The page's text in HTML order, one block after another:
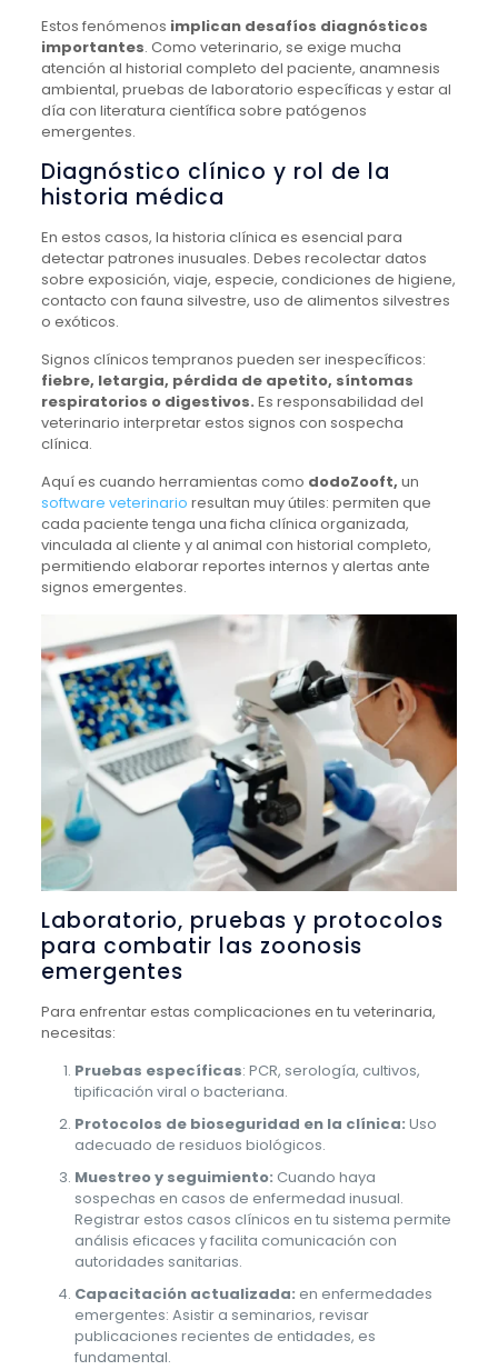
Estos fenómenos implican desafíos diagnósticos
importantes. Como veterinario, se exige mucha
atención al historial completo del paciente, anamnesis
ambiental, pruebas de laboratorio específicas y estar al
día con literatura científica sobre patógenos
emergentes.
Diagnóstico clínico y rol de la
historia médica
En estos casos, la historia clínica es esencial para
detectar patrones inusuales. Debes recolectar datos
sobre exposición, viaje, especie, condiciones de higiene,
contacto con fauna silvestre, uso de alimentos silvestres
o exóticos.
Signos clínicos tempranos pueden ser inespecíficos:
fiebre, letargia, pérdida de apetito, síntomas
respiratorios o digestivos. Es responsabilidad del
veterinario interpretar estos signos con sospecha
clínica.
Aquí es cuando herramientas como dodoZooft, un
software veterinario resultan muy útiles: permiten que
cada paciente tenga una ficha clínica organizada,
vinculada al cliente y al animal con historial completo,
permitiendo elaborar reportes internos y alertas ante
signos emergentes.
Laboratorio, pruebas y protocolos
para combatir las zoonosis
emergentes
Para enfrentar estas complicaciones en tu veterinaria,
necesitas:
Pruebas específicas: PCR, serología, cultivos,
tipificación viral o bacteriana.
Protocolos de bioseguridad en la clínica: Uso
adecuado de residuos biológicos.
Muestreo y seguimiento: Cuando haya
sospechas en casos de enfermedad inusual.
Registrar estos casos clínicos en tu sistema permite
análisis eficaces y facilita comunicación con
autoridades sanitarias.
Capacitación actualizada: en enfermedades
emergentes: Asistir a seminarios, revisar
publicaciones recientes de entidades, es
fundamental.